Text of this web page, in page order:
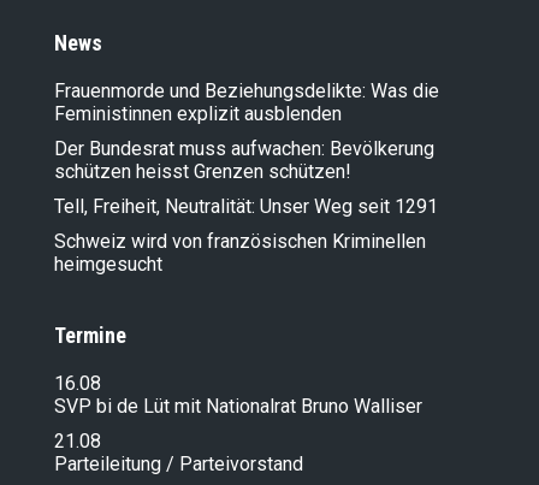
News
Frauenmorde und Beziehungsdelikte: Was die
Feministinnen explizit ausblenden
Der Bundesrat muss aufwachen: Bevölkerung
schützen heisst Grenzen schützen!
Tell, Freiheit, Neutralität: Unser Weg seit 1291
Schweiz wird von französischen Kriminellen
heimgesucht
Termine
16.08
SVP bi de Lüt mit Nationalrat Bruno Walliser
21.08
Parteileitung / Parteivorstand